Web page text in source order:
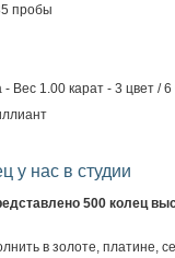
пробы
Вес 1.00 карат - 3 цвет / 6
у нас в студии
500 колец
в золоте, платине,